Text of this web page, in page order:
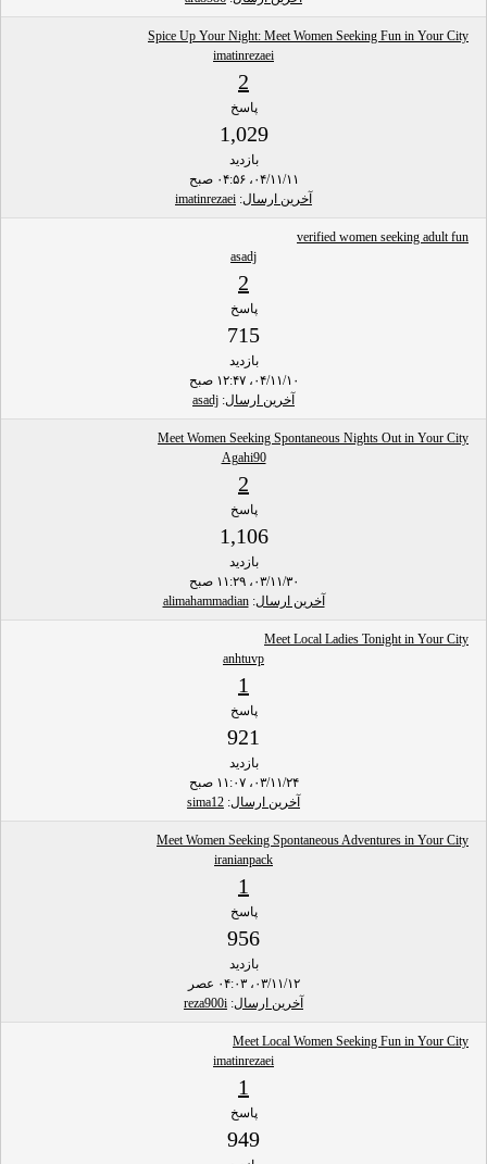
Spice Up Your Night: Meet Women Seeking Fun in Your City
imatinrezaei
2
پاسخ
1,029
بازدید
۰۴/۱۱/۱۱، ۰۴:۵۶ صبح
آخرین ارسال:
imatinrezaei
verified women seeking adult fun
asadj
2
پاسخ
715
بازدید
۰۴/۱۱/۱۰، ۱۲:۴۷ صبح
آخرین ارسال:
asadj
Meet Women Seeking Spontaneous Nights Out in Your City
Agahi90
2
پاسخ
1,106
بازدید
۰۳/۱۱/۳۰، ۱۱:۲۹ صبح
آخرین ارسال:
alimahammadian
Meet Local Ladies Tonight in Your City
anhtuvp
1
پاسخ
921
بازدید
۰۳/۱۱/۲۴، ۱۱:۰۷ صبح
آخرین ارسال:
sima12
Meet Women Seeking Spontaneous Adventures in Your City
iranianpack
1
پاسخ
956
بازدید
۰۳/۱۱/۱۲، ۰۴:۰۳ عصر
آخرین ارسال:
reza900i
Meet Local Women Seeking Fun in Your City
imatinrezaei
1
پاسخ
949